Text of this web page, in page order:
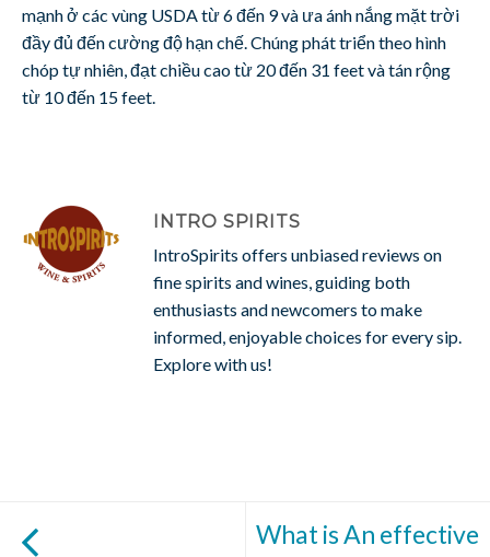
mạnh ở các vùng USDA từ 6 đến 9 và ưa ánh nắng mặt trời
đầy đủ đến cường độ hạn chế. Chúng phát triển theo hình
chóp tự nhiên, đạt chiều cao từ 20 đến 31 feet và tán rộng
từ 10 đến 15 feet.
INTRO SPIRITS
IntroSpirits offers unbiased reviews on
fine spirits and wines, guiding both
enthusiasts and newcomers to make
informed, enjoyable choices for every sip.
Explore with us!
What is An effective